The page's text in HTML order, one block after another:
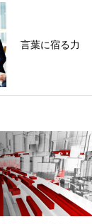
言葉に宿る力